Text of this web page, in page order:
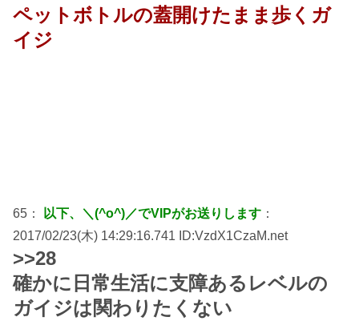
ペットボトルの蓋開けたまま歩くガ
イジ
65： 以下、＼(^o^)／でVIPがお送りします ：
2017/02/23(木) 14:29:16.741 ID:VzdX1CzaM.net
>>28
確かに日常生活に支障あるレベルの
ガイジは関わりたくない